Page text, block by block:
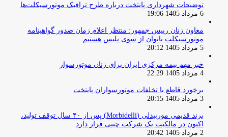
توضیحات شهرداری پایتخت درباره طرح ترافیک موتورسیکلت‌ها
6 مرداد 1405 19:06
معاون زنان رییس جمهور: منتظر اعلام زمان صدور گواهینامه
موتورسیکلت بانوان از سوی پلیس هستیم
5 مرداد 1405 20:12
خبر مهم بیمه مرکزی ایران برای زنان موتورسوار
4 مرداد 1405 22:29
برخورد قاطع با تخلفات موتورسواران پایتخت
3 مرداد 1405 20:15
برند قدیمی موربیدلی (Morbidelli) پس از ۴۰ سال توقف تولید،
اکنون در مالکیت یک شرکت چینی قرار دارد
2 مرداد 1405 20:42